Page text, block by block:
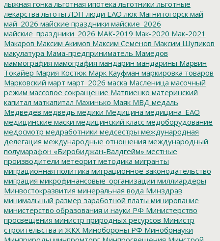
лыжная гонка льготная ипотека льготники льготные
лекарства льготы ЛЭП люди ЕАО люк Магнитогорск май
май_2026 майские праздники майские_2026
майские_праздники_2026 МАК-2019 Мак-2020 Мак-2021
Макаров Максим Акимов Максим Семенов Максим Шупиков
макулатура Мама-предприниматель Мамедов
маммография мамография мандарин мандарины Марвин
Токайер Мария Костюк Марк Кауфман маркировка товаров
Марковский март март_2026 маска Масленица масочный
режим массовое сокращение Матвиенко материнский
капитал маткапитал Махинько Маяк МВД медаль
Медведев медведь медики Медицина медицина_ЕАО
медицинские маски медицинский класс медоборудование
медосмотр медработники медсестры международная
делегация международные отношения международный
полумарафон «Биробиджан-Валдгейм» местные
производители метеорит методика мигранты
миграционная политика миграционное законодательство
миграция микрофинансовые_организации миллиардеры
Минвостокразвития минеральная вода Минздрав
минимальный размер заработной платы минирование
министерство образования и науки РФ Министерство
просвещения министр природных ресурсов Министр
строительства и ЖКХ Минобороны РФ Минобрнауки